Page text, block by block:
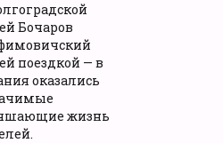
Бочаров
поездкой — в
оказались
жизнь